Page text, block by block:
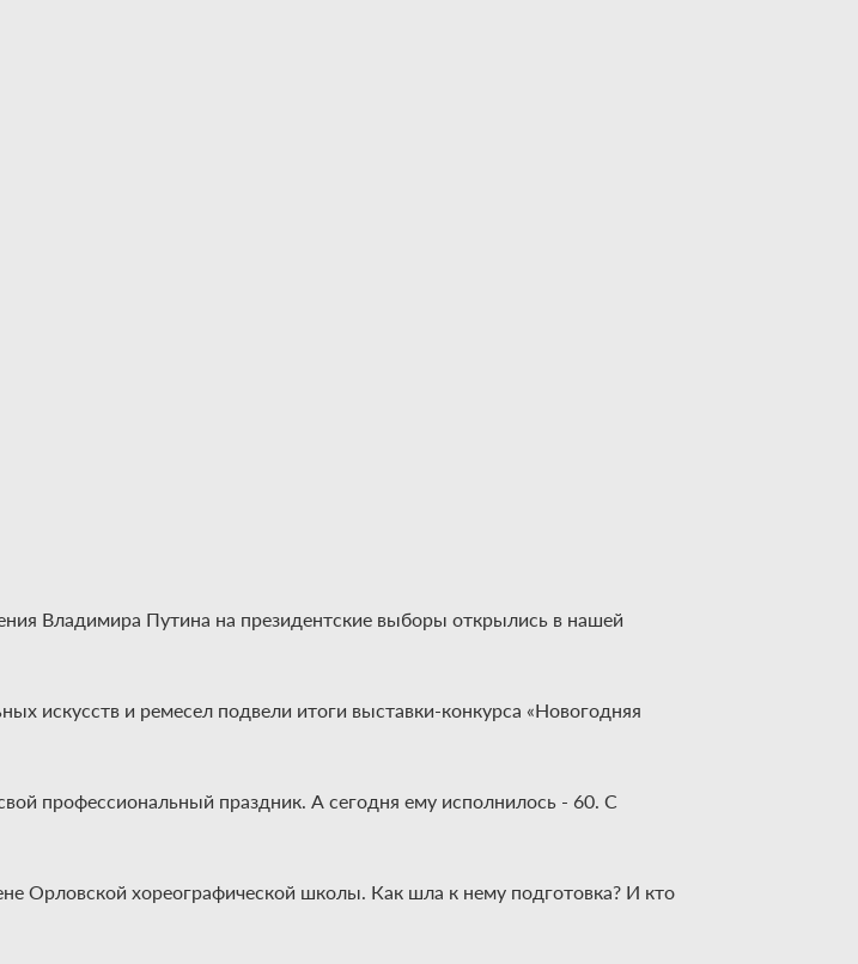
Владимира Путина на президентские выборы открылись в нашей
искусств и ремесел подвели итоги выставки-конкурса «Новогодняя
профессиональный праздник. А сегодня ему исполнилось - 60. С
Орловской хореографической школы. Как шла к нему подготовка? И кто